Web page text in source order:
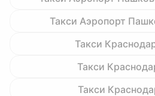
Такси Аэропорт
Такси
Такси
Такси